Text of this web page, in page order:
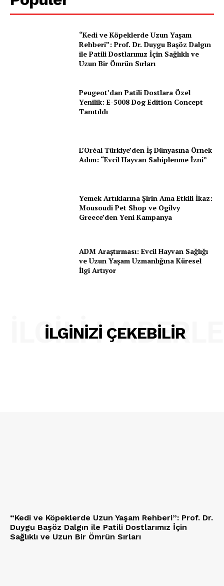
E-BÜLTENE ÜYE OL
PetHaber Gazetesi
“Kedi ve Köpeklerde Uzun Yaşam
Rehberi”: Prof. Dr. Duygu Başöz Dalgın
ile Patili Dostlarımız İçin Sağlıklı ve
Uzun Bir Ömrün Sırları
Peugeot’dan Patili Dostlara Özel
Yenilik: E-5008 Dog Edition Concept
Tanıtıldı
L’Oréal Türkiye’den İş Dünyasına Örnek
Adım: “Evcil Hayvan Sahiplenme İzni”
Yemek Artıklarına Şirin Ama Etkili İkaz:
Mousoudi Pet Shop ve Ogilvy
Greece’den Yeni Kampanya
ADM Araştırması: Evcil Hayvan Sağlığı
ve Uzun Yaşam Uzmanlığına Küresel
İlgi Artıyor
İLGINIZI ÇEKEBILIR
İLGILI
“Kedi ve Köpeklerde Uzun Yaşam Rehberi”: Prof. Dr.
Duygu Başöz Dalgın ile Patili Dostlarımız İçin
Sağlıklı ve Uzun Bir Ömrün Sırları